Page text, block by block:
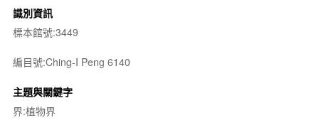
識別資訊
標本館號:3449
編目號:Ching-I Peng 6140
主題與關鍵字
界:植物界